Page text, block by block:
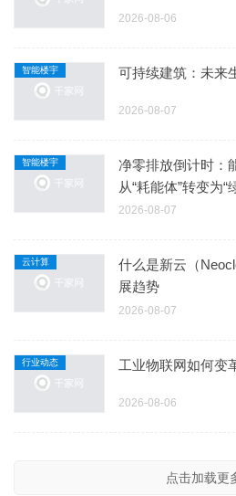
2026-08-06
智能楼宇 可持续建筑：未来
2026-08-07
智能楼宇
净零排放倒计时：
从“耗能体”转变为“
2026-08-07
云计算
什么是新云（
展趋势
2026-08-07
行业动态 工业物联网如何变
2026-08-06
点击加载更